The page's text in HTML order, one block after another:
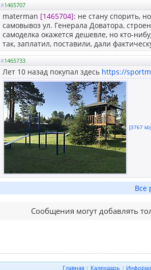
#1465707
materman [1465704]: не стану спорить,
самовывоз ул. Генерала Доватора,
самоделка окажется дешевле, но кто-
так, заплатил, поставили, дали
#1465733
Лет 10 назад покупал здесь https://
[3767
Все
Сообщения могут добавлять
Главная | Календарь |